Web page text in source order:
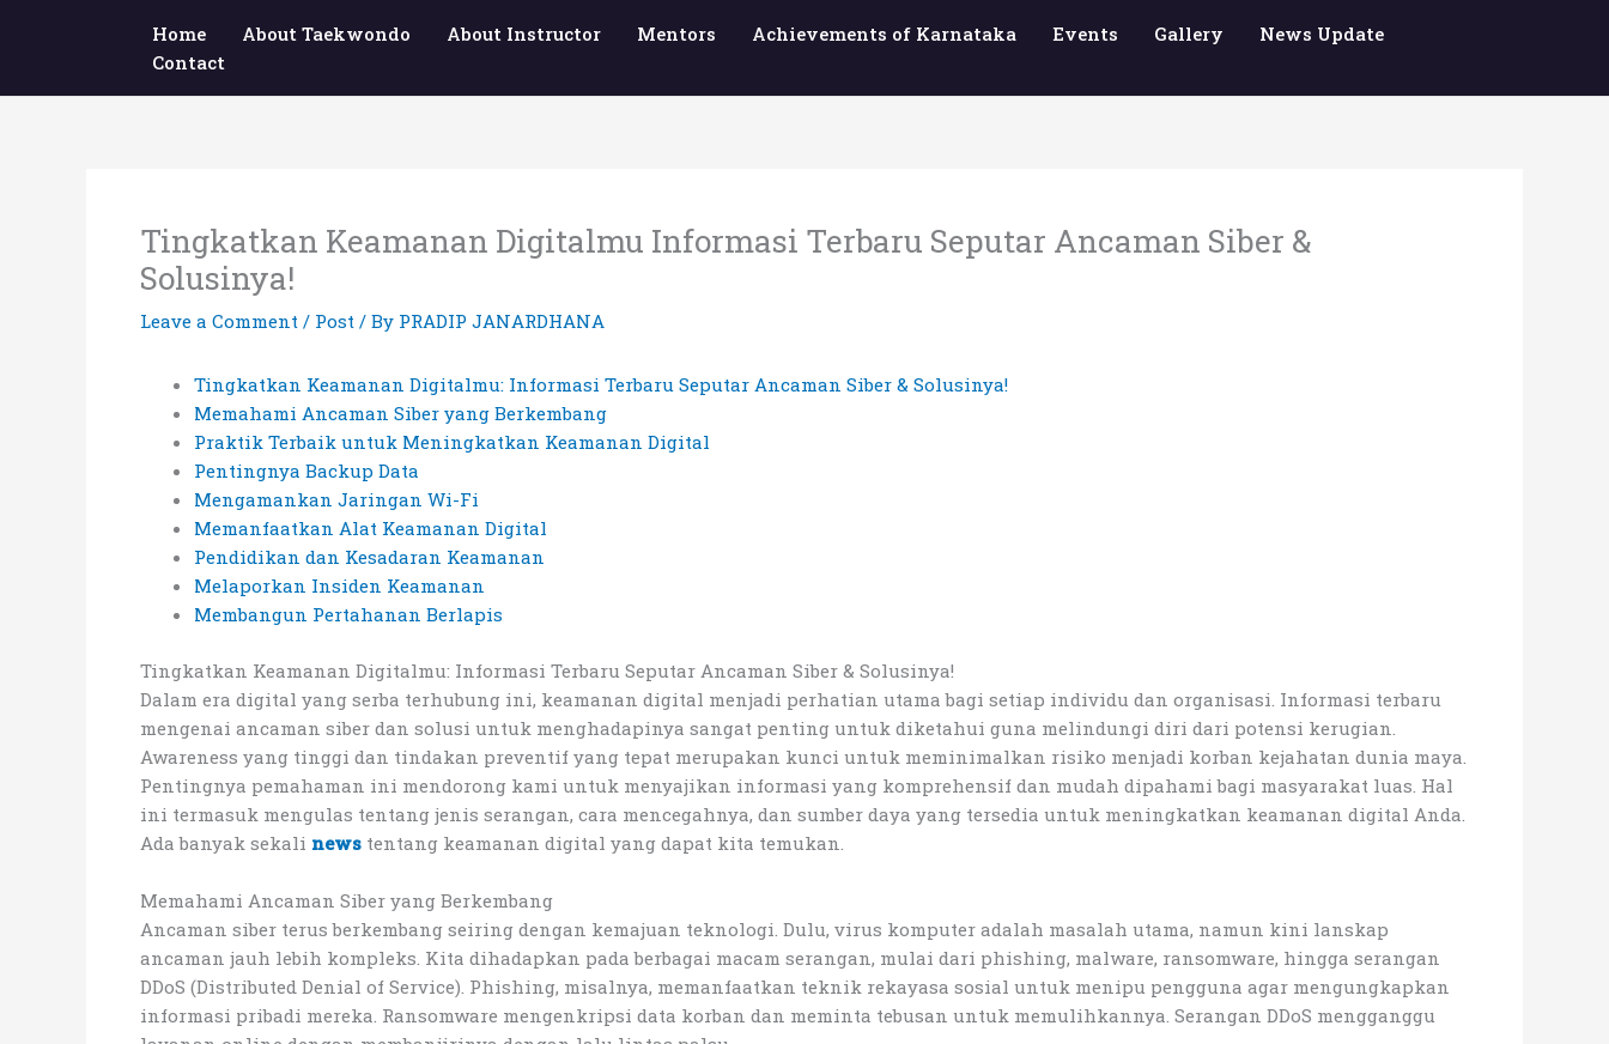
Home About Taekwondo About Instructor Mentors Achievements of Karnataka Events Gallery
News Update
Contact
Tingkatkan Keamanan Digitalmu Informasi Terbaru Seputar Ancaman Siber &
Solusinya!
Leave a Comment / Post / By PRADIP JANARDHANA
Tingkatkan Keamanan Digitalmu: Informasi Terbaru Seputar Ancaman Siber & Solusinya!
Memahami Ancaman Siber yang Berkembang
Praktik Terbaik untuk Meningkatkan Keamanan Digital
Pentingnya Backup Data
Mengamankan Jaringan Wi-Fi
Memanfaatkan Alat Keamanan Digital
Pendidikan dan Kesadaran Keamanan
Melaporkan Insiden Keamanan
Membangun Pertahanan Berlapis
Tingkatkan Keamanan Digitalmu: Informasi Terbaru Seputar Ancaman Siber & Solusinya!
Dalam era digital yang serba terhubung ini, keamanan digital menjadi perhatian utama bagi setiap individu dan organisasi. Informasi terbaru
mengenai ancaman siber dan solusi untuk menghadapinya sangat penting untuk diketahui guna melindungi diri dari potensi kerugian.
Awareness yang tinggi dan tindakan preventif yang tepat merupakan kunci untuk meminimalkan risiko menjadi korban kejahatan dunia maya.
Pentingnya pemahaman ini mendorong kami untuk menyajikan informasi yang komprehensif dan mudah dipahami bagi masyarakat luas. Hal
ini termasuk mengulas tentang jenis serangan, cara mencegahnya, dan sumber daya yang tersedia untuk meningkatkan keamanan digital Anda.
Ada banyak sekali news tentang keamanan digital yang dapat kita temukan.
Memahami Ancaman Siber yang Berkembang
Ancaman siber terus berkembang seiring dengan kemajuan teknologi. Dulu, virus komputer adalah masalah utama, namun kini lanskap
ancaman jauh lebih kompleks. Kita dihadapkan pada berbagai macam serangan, mulai dari phishing, malware, ransomware, hingga serangan
DDoS (Distributed Denial of Service). Phishing, misalnya, memanfaatkan teknik rekayasa sosial untuk menipu pengguna agar mengungkapkan
informasi pribadi mereka. Ransomware mengenkripsi data korban dan meminta tebusan untuk memulihkannya. Serangan DDoS mengganggu